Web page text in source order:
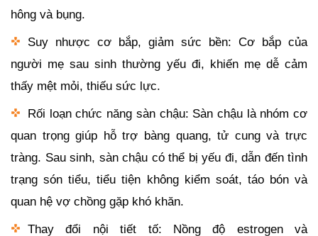
hông và bụng.
Suy nhược cơ bắp, giảm sức bền: Cơ bắp của
người mẹ sau sinh thường yếu đi, khiến mẹ dễ cảm
thấy mệt mỏi, thiếu sức lực.
Rối loạn chức năng sàn chậu: Sàn chậu là nhóm cơ
quan trọng giúp hỗ trợ bàng quang, tử cung và trực
tràng. Sau sinh, sàn chậu có thể bị yếu đi, dẫn đến tình
trạng són tiểu, tiểu tiện không kiểm soát, táo bón và
quan hệ vợ chồng gặp khó khăn.
Thay đổi nội tiết tố: Nồng độ estrogen và